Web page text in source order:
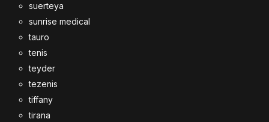
suerteya
sunrise medical
tauro
tenis
teyder
tezenis
tiffany
tirana